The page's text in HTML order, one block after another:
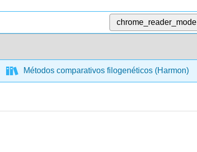
chrome_reader_mode
Métodos comparativos filogenéticos (Harmon)